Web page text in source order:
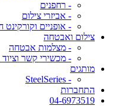
- רחפנים
- אביזרי צילום
- אופניים וקורקינט
צילום ואבטחה
- מצלמות אבטחה
- מכשירי קשר
מותגים
- SteelSeries
התחברות
04-6973519